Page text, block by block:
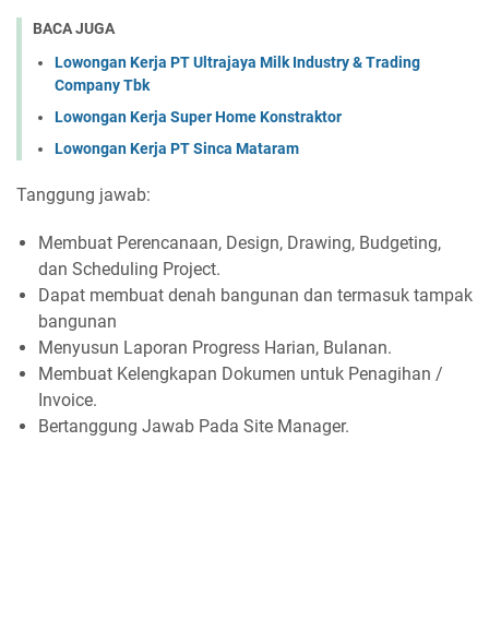
BACA JUGA
Lowongan Kerja PT Ultrajaya Milk Industry & Trading
Company Tbk
Lowongan Kerja Super Home Konstraktor
Lowongan Kerja PT Sinca Mataram
Tanggung jawab:
Membuat Perencanaan, Design, Drawing, Budgeting,
dan Scheduling Project.
Dapat membuat denah bangunan dan termasuk tampak
bangunan
Menyusun Laporan Progress Harian, Bulanan.
Membuat Kelengkapan Dokumen untuk Penagihan /
Invoice.
Bertanggung Jawab Pada Site Manager.